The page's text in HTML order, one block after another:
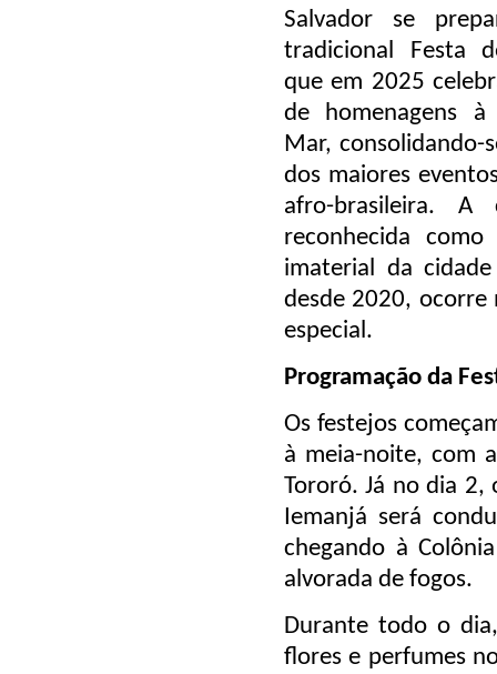
Salvador se
tradicional Festa
que em 2025
de homenagens à
Mar, consolidando-
dos maiores
afro-brasileira. A
reconhecida como
imaterial da
desde 2020, ocorre
especial.
Programação da
Os festejos
à meia-noite, com
Tororó. Já no dia
Iemanjá será
chegando à
alvorada de fogos.
Durante todo o
flores e perfumes